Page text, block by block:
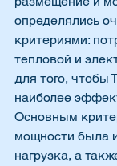
определялись
критериями:
тепловой и
для того, чтобы
наиболее
Основным
мощности была
нагрузка, а